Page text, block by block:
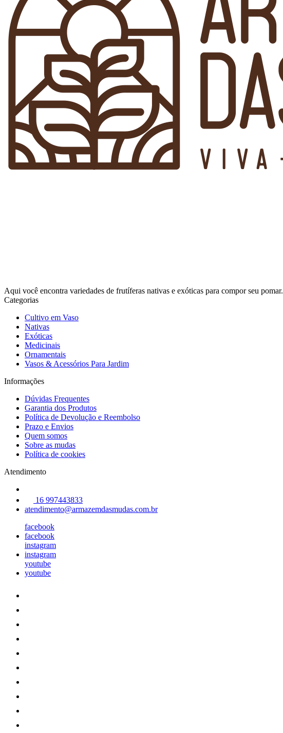
Aqui você encontra variedades de frutíferas nativas e exóticas para compor seu pomar.
Categorias
Cultivo em Vaso
Nativas
Exóticas
Medicinais
Ornamentais
Vasos & Acessórios Para Jardim
Informações
Dúvidas Frequentes
Garantia dos Produtos
Política de Devolução e Reembolso
Prazo e Envios
Quem somos
Sobre as mudas
Política de cookies
Atendimento
16 997443833
atendimento@armazemdasmudas.com.br
facebook
facebook
instagram
instagram
youtube
youtube